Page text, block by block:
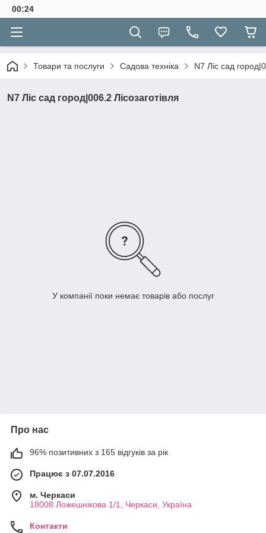
00:24
Товари та послуги Садова техніка N7 Ліс сад
N7 Ліс сад город|006.2 Лісозаготівля
У компанії поки немає товарів або послуг
Про нас
96% позитивних з 165 відгуків за рік
Працює з 07.07.2016
м. Черкаси
18008 Ложешнікова 1/1, Черкаси, Україна
Контакти